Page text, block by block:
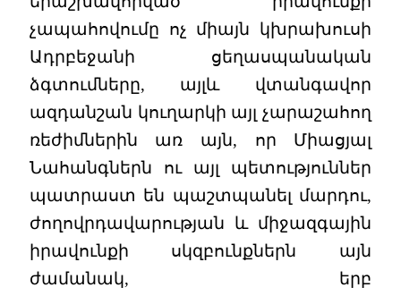
չապահովումը ոչ միայն կխրախուսի
Ադրբեջանի ցեղասպանական
ձգտումները, այլև վտանգավոր
ազդանշան կուղարկի այլ չարաշահող
ռեժիմներին առ այն, որ Միացյալ
Նահանգներն ու այլ պետություններ
պատրաստ են պաշտպանել մարդու,
ժողովրդավարության և միջազգային
իրավունքի սկզբունքներն այն
ժամանակ, երբ